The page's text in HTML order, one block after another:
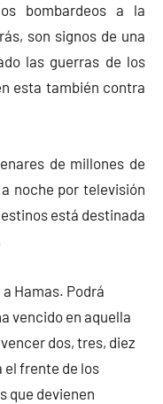
bombardeos a la
son signos de una
las guerras de los
esta también contra
de millones de
noche por televisión
está destinada
Hamas. Podrá
vencido en aquella
vencer dos, tres, diez
el frente de los
que devienen